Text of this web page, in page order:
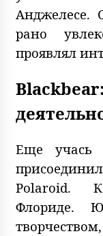
Анджелесе.
рано
проявлял
Еще учась
Polaroid.
Флориде.